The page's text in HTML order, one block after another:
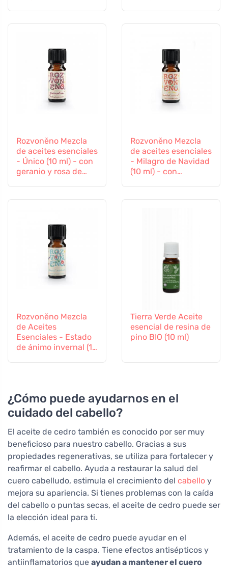
Rozvoněno Mezcla
de aceites esenciales
- Único (10 ml) - con
geranio y rosa de
Rozvoněno Mezcla
de aceites esenciales
- Milagro de Navidad
(10 ml) - con
Rozvoněno Mezcla
de Aceites
Esenciales - Estado
de ánimo invernal (10
Tierra Verde Aceite
esencial de resina de
pino BIO (10 ml)
¿Cómo puede ayudarnos en el
cuidado del cabello?
El aceite de cedro también es conocido por ser muy
beneficioso para nuestro cabello. Gracias a sus
propiedades regenerativas, se utiliza para fortalecer y
reafirmar el cabello. Ayuda a restaurar la salud del
cuero cabelludo, estimula el crecimiento del cabello y
mejora su apariencia. Si tienes problemas con la caída
del cabello o puntas secas, el aceite de cedro puede ser
la elección ideal para ti.
Además, el aceite de cedro puede ayudar en el
tratamiento de la caspa. Tiene efectos antisépticos y
antiinflamatorios que ayudan a mantener el cuero